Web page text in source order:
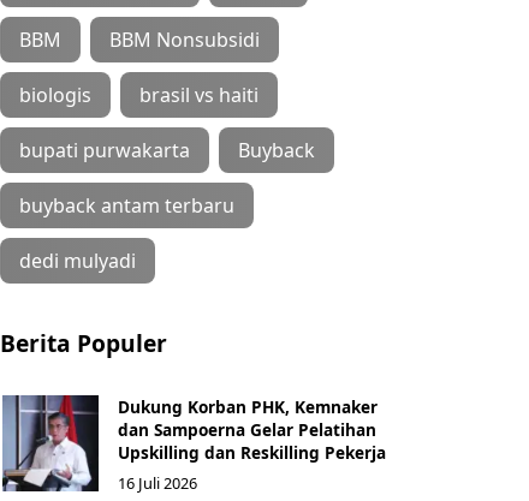
BBM BBM Nonsubsidi
biologis brasil vs haiti
bupati purwakarta Buyback
buyback antam terbaru
dedi mulyadi
Berita Populer
Dukung Korban PHK, Kemnaker
dan Sampoerna Gelar Pelatihan
Upskilling dan Reskilling Pekerja
16 Juli 2026